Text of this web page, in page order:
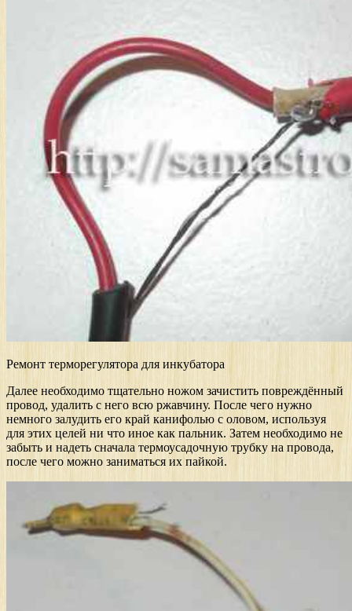
Ремонт терморегулятора для инкубатора
Далее необходимо тщательно ножом зачистить повреждённый
провод, удалить с него всю ржавчину. После чего нужно
немного залудить его край канифолью с оловом, используя
для этих целей ни что иное как пальник. Затем необходимо не
забыть и надеть сначала термоусадочную трубку на провода,
после чего можно заниматься их пайкой.